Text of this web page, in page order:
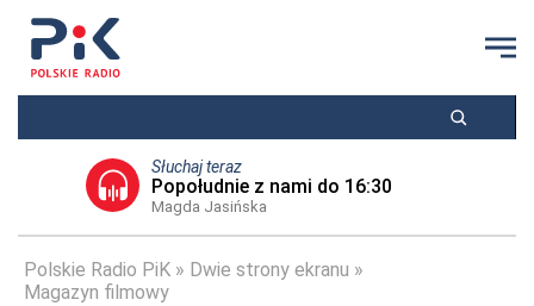
Słuchaj teraz
Popołudnie z nami do 16:30
Magda Jasińska
Polskie Radio PiK
Dwie strony ekranu
Magazyn filmowy